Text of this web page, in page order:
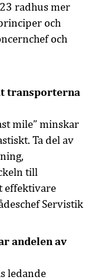
radhus mer
och
och
transporterna
mile” minskar
Ta del av
till
effektivare
Servistik
andelen av
ledande